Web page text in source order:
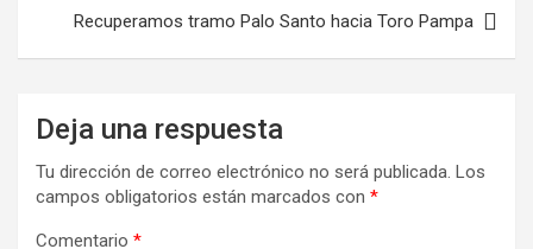
Recuperamos tramo Palo Santo hacia Toro Pampa
Deja una respuesta
Tu dirección de correo electrónico no será publicada. Los
campos obligatorios están marcados con *
Comentario *